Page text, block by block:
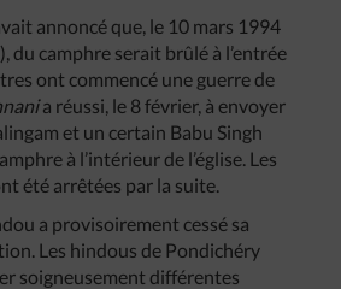
annoncé que, le 10 mars 1994
du camphre serait brûlé à l’entrée
ont commencé une guerre de
a réussi, le 8 février, à envoyer
et un certain Babu Singh
à l’intérieur de l’église. Les
été arrêtées par la suite.
a provisoirement cessé sa
Les hindous de Pondichéry
soigneusement différentes